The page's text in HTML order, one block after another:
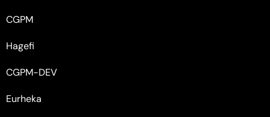
CGPM
Hagefi
CGPM-DEV
Eurheka